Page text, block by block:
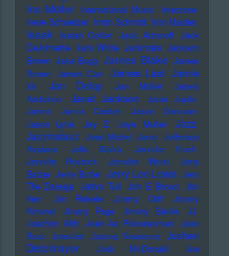
Ina Müller International Music Interzone
Irene Schweizer Irmin Schmidt Iron Maiden
Isaak Isaiah Collier Jack Antonoff Jack
DeJohnette Jack White Jackmate Jackson
Brown Jake Bugg James Blake James
Brown James Carr James Last Jamie
xx
Jan Delay Jan Müller
Jane's
Addiction
Janet Jackson
Janis Joplin
Jantra
Jarvis Cocker
Jason Donovan
Jason Lytle
Jay Z Jaye Muller Jazz
Jazzmatazz Jean-Michel Jarre Jefferson
Airplane
Jello Biafra
Jennifer Finch
Jennifer Rostock
Jennifer Weist
Jens
Balzer Jerry Butler Jerry Lee Lewis Jeru
The Damaja Jethro Tull Jim E Brown Jim
Kerr
Jim Rakete Jimmy Cliff
Jimmy
Kimmel
Jimmy Page Jimmy Savile
JJ
Joachim Witt Joan As Policewoman Joan
Baez JoanJett Joanna Newsome Jochen
Distelmayer
Jock McDonald
Joe